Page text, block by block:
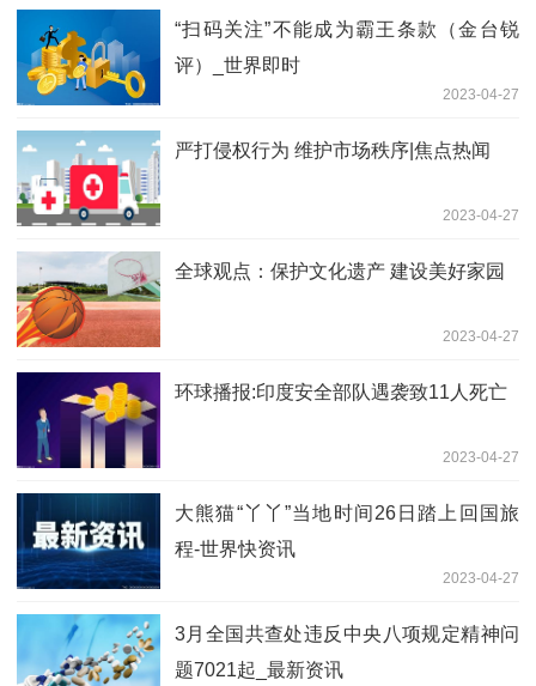
“扫码关注”不能成为霸王条款（金台锐
评）_世界即时
2023-04-27
严打侵权行为 维护市场秩序|焦点热闻
2023-04-27
全球观点：保护文化遗产 建设美好家园
2023-04-27
环球播报:印度安全部队遇袭致11人死亡
2023-04-27
大熊猫“丫丫”当地时间26日踏上回国旅
程-世界快资讯
2023-04-27
3月全国共查处违反中央八项规定精神问
题7021起_最新资讯